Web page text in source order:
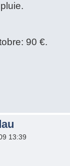
90 €.
13:39